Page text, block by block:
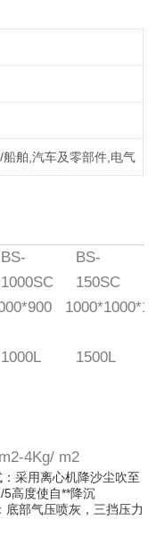
舶,汽车及零部件,电气
BS-
1000SC
BS-
150SC
1000L 1500L
4Kg/ m2
：采用离心机降沙尘吹至
5高度使自**降沉
底部气压喷灰，三挡压力